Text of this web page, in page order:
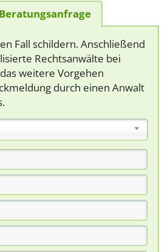
Beratungsanfrage
Fall schildern. Anschließend
Rechtsanwälte bei
weitere Vorgehen
durch einen Anwalt